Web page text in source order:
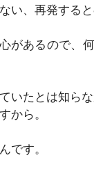
い、再発する
があるので、
いたとは知ら
から。
です。